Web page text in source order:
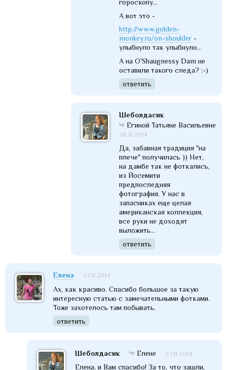
гороскопу...
А вот это -
http://www.golden-
monkey.ru/on-shoulder-
улыбнуло так улыбнуло...
А на O'Shaugnessy Dam не
оставили такого следа? :-)
ответить
Шеболдасик
Егиной Татьяне Васильевне
28.11.2014
Да, забавная традиция "на
плече" получилась )) Нет,
на дамбе так не фоткались,
из Йосемити
предпоследняя
фотография. У нас в
запасниках еще целая
американская коллекция,
все руки не доходят
выложить...
ответить
Елена 27.11.2014
Ах, как красиво. Спасибо большое за такую
интересную статью с замечательными фотками.
Тоже захотелось там побывать.
ответить
Шеболдасик Елене 27.11.2014
Елена, и Вам спасибо! За то, что зашли,